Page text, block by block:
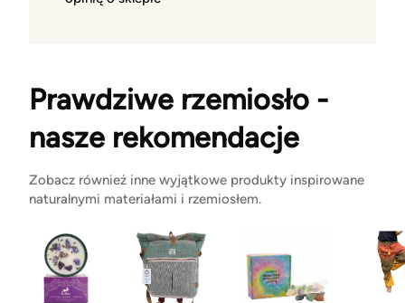
Prawdziwe rzemiosło -
nasze rekomendacje
Zobacz również inne wyjątkowe produkty inspirowane
naturalnymi materiałami i rzemiosłem.